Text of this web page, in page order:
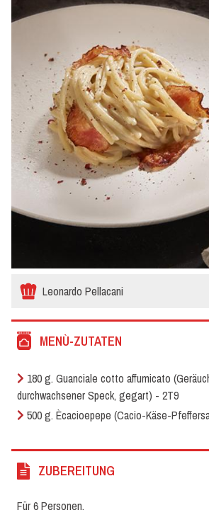
Leonardo Pellacani
MENÙ-ZUTATEN
180 g. Guanciale cotto affumicato
durchwachsener Speck, gegart) - 2T9
500 g. Ècacioepepe (Cacio-Käse-
ZUBEREITUNG
Für 6 Personen.